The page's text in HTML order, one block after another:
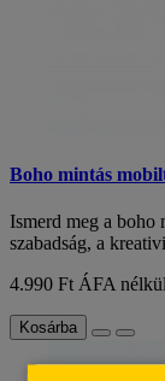
Boho mintás
Ismerd meg a boho
szabadság, a
4.990 Ft ÁFA
Kosárba